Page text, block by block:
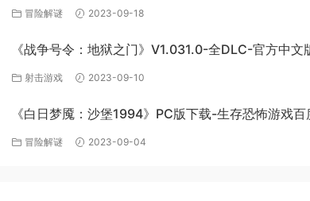
补丁-百度网盘
冒险解谜 2023-09-18
《战争号令：地狱之门》V1.031.0-全DLC-官方中文
费下载
射击游戏 2023-09-10
《白日梦魇：沙堡1994》PC版下载-生存恐怖游戏百
盘资源
冒险解谜 2023-09-04